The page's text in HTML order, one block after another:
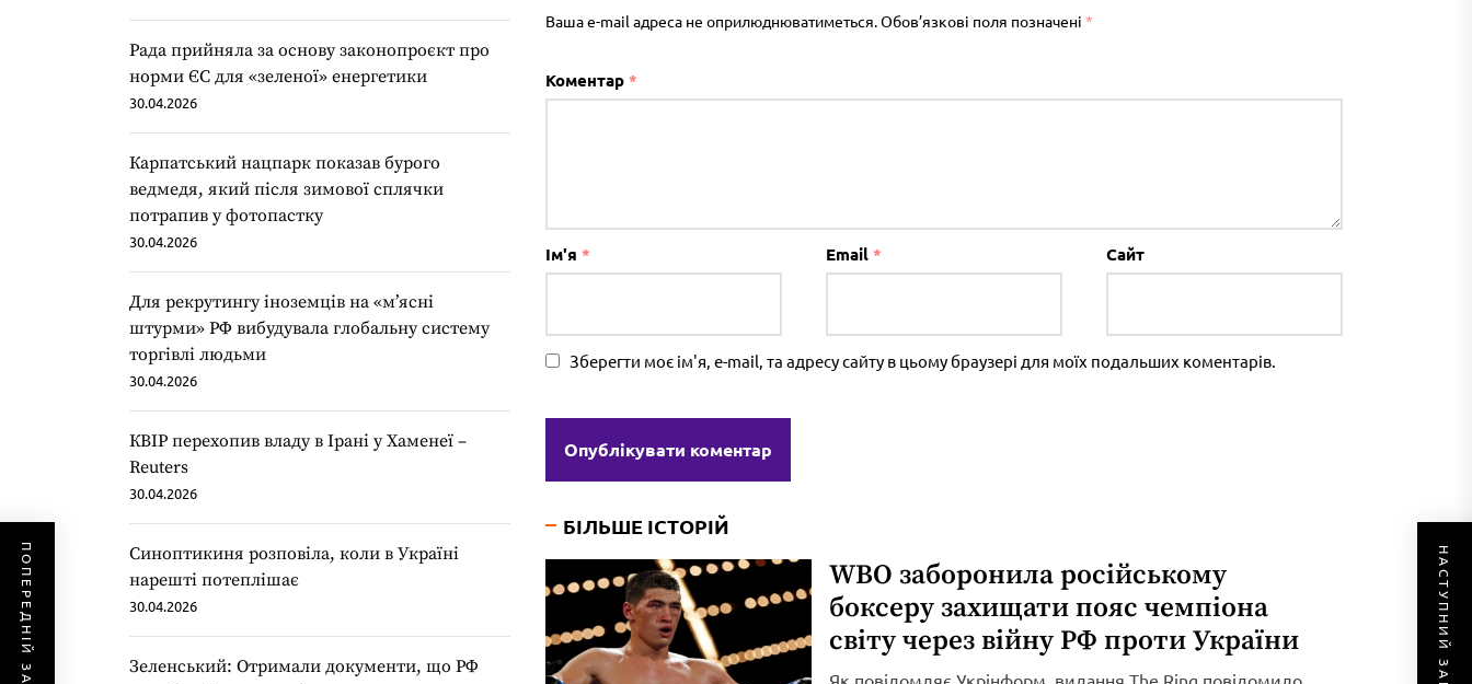
Ваша e-mail адреса не оприлюднюватиметься.Обов’язкові поля позначені *
Коментар *
Ім'я * Email * Сайт
Зберегти моє ім'я, e-mail, та адресу сайту в цьому браузері для моїх подальших коментарів.
ПОПЕРЕДНІЙ ЗАПИС НАСТУПНИЙ ЗАПИС
БІЛЬШЕ ІСТОРІЙ
WBO заборонила російському
боксеру захищати пояс чемпіона
світу через війну РФ проти України
Як повідомляє Укрінформ, видання The Ring повідомило
Рада прийняла за основу законопроєкт про
норми ЄС для «зеленої» енергетики
30.04.2026
Карпатський нацпарк показав бурого
ведмедя, який після зимової сплячки
потрапив у фотопастку
30.04.2026
Для рекрутингу іноземців на «мʼясні
штурми» РФ вибудувала глобальну систему
торгівлі людьми
30.04.2026
КВІР перехопив владу в Ірані у Хаменеї –
Reuters
30.04.2026
Синоптикиня розповіла, коли в Україні
нарешті потеплішає
30.04.2026
Зеленський: Отримали документи, що РФ